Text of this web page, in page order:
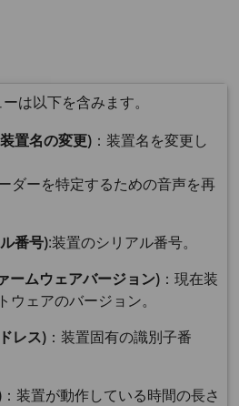
は以下を含みます。
置名の変更) ：装置名を変更し
ダーを特定するための音声を再
番号):装置のシリアル番号。
ムウェアバージョン) ：現在装
ェアのバージョン。
レス) ：装置固有の識別子番
：装置が動作している時間の長さ